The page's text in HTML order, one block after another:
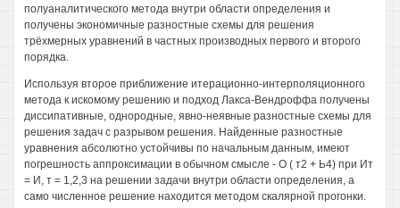
полуаналитического метода внутри области определения и
получены экономичные разностные схемы для решения
трёхмерных уравнений в частных производных первого и второго
порядка.
Используя второе приближение итерационно-интерполяционного
метода к искомому решению и подход Лакса-Вендроффа получены
диссипативные, однородные, явно-неявные разностные схемы для
решения задач с разрывом решения. Найденные разностные
уравнения абсолютно устойчивы по начальным данным, имеют
погрешность аппроксимации в обычном смысле - О ( т2 + Ь4) при Ит
= И, т = 1,2,3 на решении задачи внутри области определения, а
само численное решение находится методом скалярной прогонки.